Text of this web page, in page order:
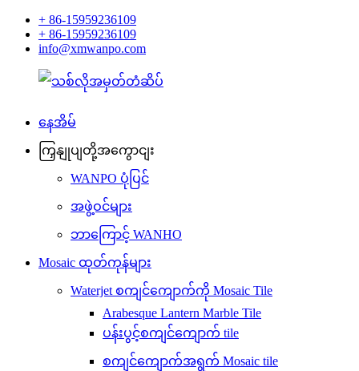
+ 86-15959236109
+ 86-15959236109
info@xmwanpo.com
နေအိမ်
ကြှနျုပျတို့အကွောငျး
WANPO ပုံပြင်
အဖွဲ့ဝင်များ
ဘာကြောင့် WANHO
Mosaic ထုတ်ကုန်များ
Waterjet စကျင်ကျောက်ကို Mosaic Tile
Arabesque Lantern Marble Tile
ပန်းပွင့်စကျင်ကျောက် tile
စကျင်ကျောက်အရွက် Mosaic tile